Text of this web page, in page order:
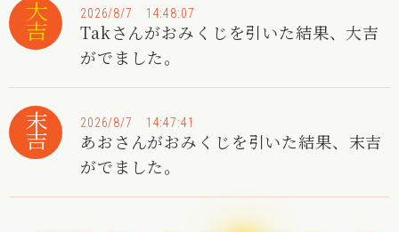
大吉 2026/8/7 14:48:07
Takさんがおみくじを引いた結果、大吉
がでました。
末吉 2026/8/7 14:47:41
あおさんがおみくじを引いた結果、末吉
がでました。